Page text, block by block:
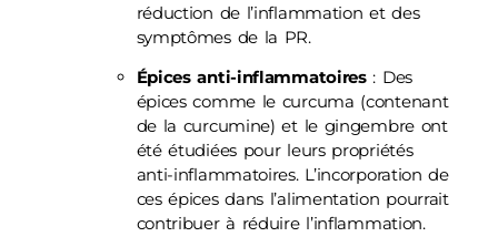
réduction de l’inflammation et des
symptômes de la PR.
Épices anti-inflammatoires: Des
épices comme le curcuma (contenant
de la curcumine) et le gingembre ont
été étudiées pour leurs propriétés
anti-inflammatoires. L’incorporation de
ces épices dans l’alimentation pourrait
contribuer à réduire l’inflammation.